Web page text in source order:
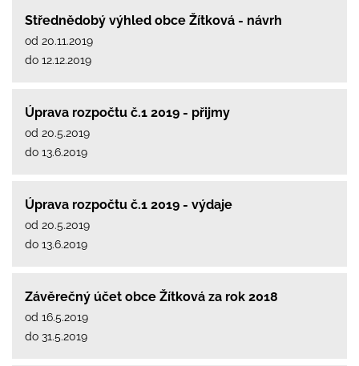
Střednědobý výhled obce Žítková - návrh
od 20.11.2019
do 12.12.2019
Úprava rozpočtu č.1 2019 - přijmy
od 20.5.2019
do 13.6.2019
Úprava rozpočtu č.1 2019 - výdaje
od 20.5.2019
do 13.6.2019
Závěrečný účet obce Žítková za rok 2018
od 16.5.2019
do 31.5.2019